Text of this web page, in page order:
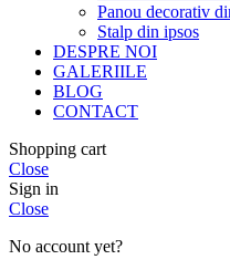
Panou decorativ
Stalp din ipsos
DESPRE NOI
GALERIILE
BLOG
CONTACT
Shopping cart
Close
Sign in
Close
No account yet?